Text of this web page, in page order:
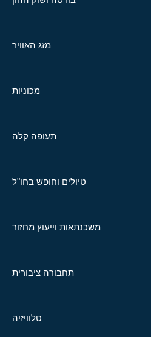
מזג האוויר
מכוניות
תעופה קלה
טיולים וחופש בחו"ל
משכנתאות וייעוץ מחזור
תחבורה ציבורית
טלוויזיה